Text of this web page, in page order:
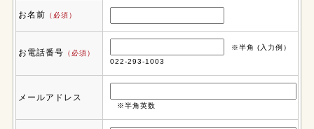
お名前 （必須）
お電話番号 （必須）
※半角 (入力例）
022-293-1003
メールアドレス
※半角英数